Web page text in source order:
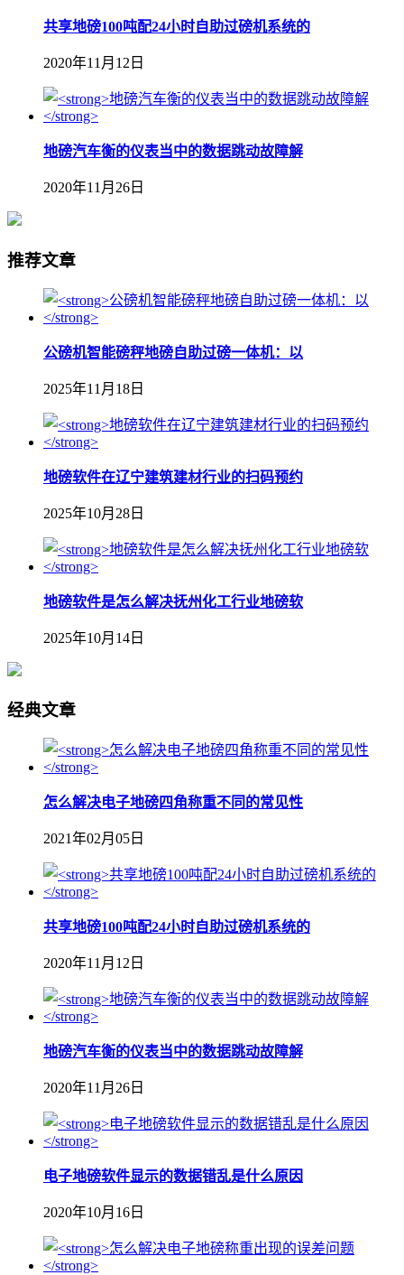
共享地磅100吨配24小时自助过磅机系统的
2020年11月12日
地磅汽车衡的仪表当中的数据跳动故障解
2020年11月26日
推荐文章
公磅机智能磅秤地磅自助过磅一体机：以
2025年11月18日
地磅软件在辽宁建筑建材行业的扫码预约
2025年10月28日
地磅软件是怎么解决抚州化工行业地磅软
2025年10月14日
经典文章
怎么解决电子地磅四角称重不同的常见性
2021年02月05日
共享地磅100吨配24小时自助过磅机系统的
2020年11月12日
地磅汽车衡的仪表当中的数据跳动故障解
2020年11月26日
电子地磅软件显示的数据错乱是什么原因
2020年10月16日